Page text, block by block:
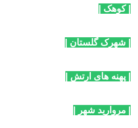
| کوهک
| شهرک گلستان
| پهنه های ارتش
| مروارید شهر